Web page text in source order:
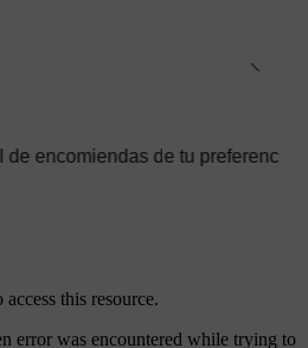
de tu preferencia ✅ Podrás